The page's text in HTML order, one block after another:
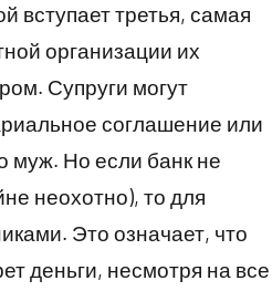
вступает третья, самая
организации их
Супруги могут
соглашение или
муж. Но если банк не
неохотно), то для
Это означает, что
деньги, несмотря на все